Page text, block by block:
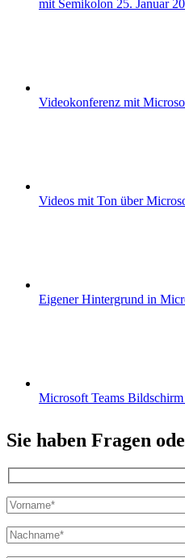
mit Semikolon 25. Januar
Videokonferenz mit
Videos mit Ton über
Eigener Hintergrund in
Microsoft Teams Bildschirm
Sie haben Fragen